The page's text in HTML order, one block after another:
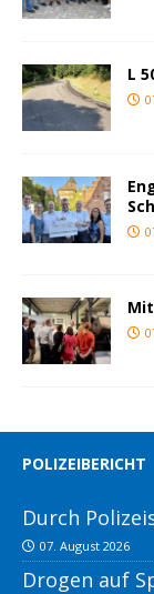
L
POLIZEIBERICHT
Durch
07. August 2026
Drogen auf